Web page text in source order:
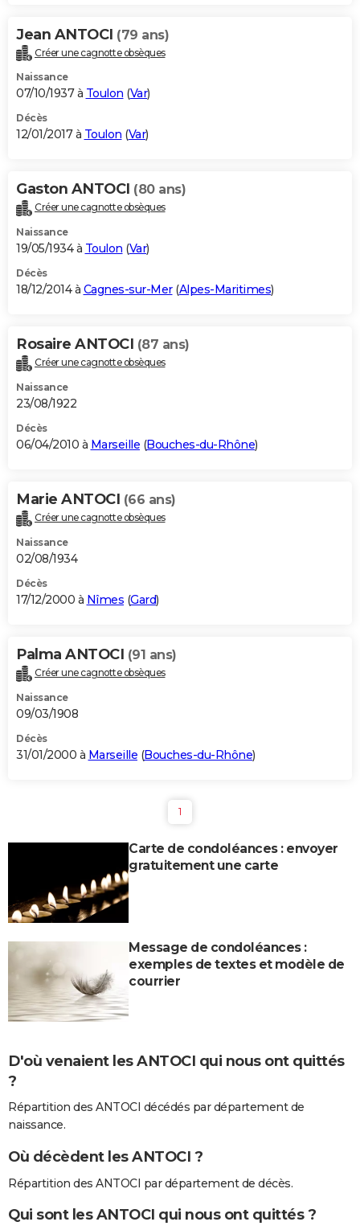
Jean ANTOCI (79 ans)
Créer une cagnotte obsèques
Naissance
07/10/1937 à Toulon (Var)
Décès
12/01/2017 à Toulon (Var)
Gaston ANTOCI (80 ans)
Créer une cagnotte obsèques
Naissance
19/05/1934 à Toulon (Var)
Décès
18/12/2014 à Cagnes-sur-Mer(Alpes-Maritimes)
Rosaire ANTOCI (87 ans)
Créer une cagnotte obsèques
Naissance
23/08/1922
Décès
06/04/2010 à Marseille (Bouches-du-Rhône)
Marie ANTOCI (66 ans)
Créer une cagnotte obsèques
Naissance
02/08/1934
Décès
17/12/2000 à Nîmes (Gard)
Palma ANTOCI (91 ans)
Créer une cagnotte obsèques
Naissance
09/03/1908
Décès
31/01/2000 à Marseille (Bouches-du-Rhône)
1
Carte de condoléances : envoyer
gratuitement une carte
Message de condoléances :
exemples de textes et modèle de
courrier
D'où venaient les ANTOCI qui nous ont quittés
?
Répartition des ANTOCI décédés par département de
naissance.
Où décèdent les ANTOCI ?
Répartition des ANTOCI par département de décès.
Qui sont les ANTOCI qui nous ont quittés ?